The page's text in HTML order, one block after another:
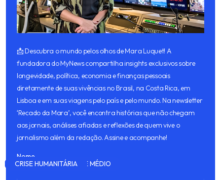
📩 Descubra o mundo pelos olhos de Mara Luquet! A
fundadora do MyNews compartilha insights exclusivos sobre
longevidade, política, economia e finanças pessoais
diretamente de suas vivências no Brasil, na Costa Rica, em
Lisboa e em suas viagens pelo país e pelo mundo. Na newsletter
‘Recado da Mara’, você encontra histórias que não chegam
aos jornais, análises afiadas e reflexões de quem vive o
jornalismo além da redação. Assine e acompanhe!
Nome
MERCADO FINANCEIRO
CLIMA
CULINÁRIA
CONFLITO NO ORIENTE MÉDIO
SUSTENTABILIDADE
ORIENTE MÉDIO
CLIMA
CRISE HUMANITÁRIA